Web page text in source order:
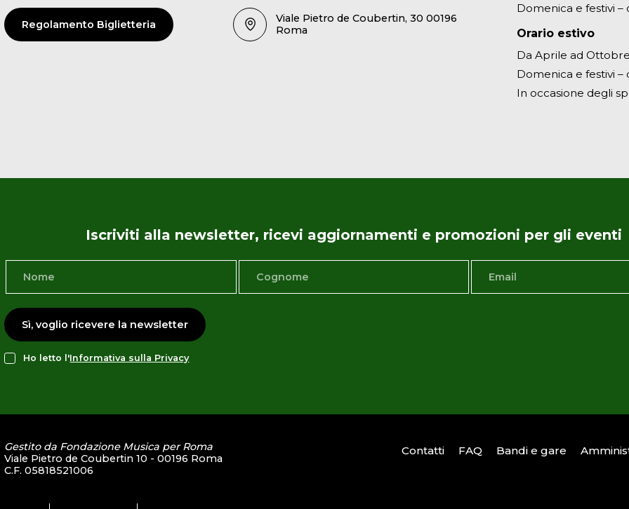
Regolamento Biglietteria
Viale Pietro de Coubertin, 30 00196
Roma
Domenica e festivi –
Orario estivo
Da Aprile ad Ottobre
Domenica e festivi –
In occasione degli
Iscriviti alla newsletter, ricevi aggiornamenti e promozioni per gli eventi
Sì, voglio ricevere la newsletter
Ho letto l'Informativa sulla Privacy
Gestito da Fondazione Musica per Roma
Viale Pietro de Coubertin 10 - 00196 Roma
C.F. 05818521006
Contatti FAQ Bandi e gare